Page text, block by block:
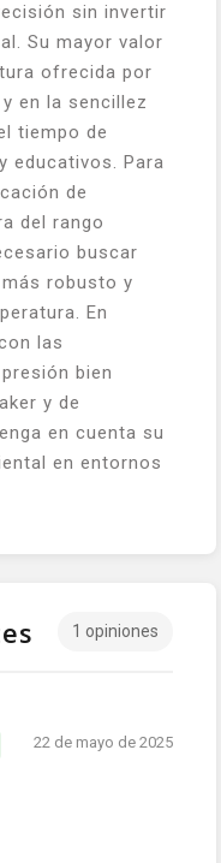
sin invertir
Su mayor valor
ofrecida por
en la sencillez
tiempo de
educativos. Para
de
del rango
buscar
robusto y
En
las
bien
y de
en cuenta su
en entornos
1 opiniones
22 de mayo de 2025